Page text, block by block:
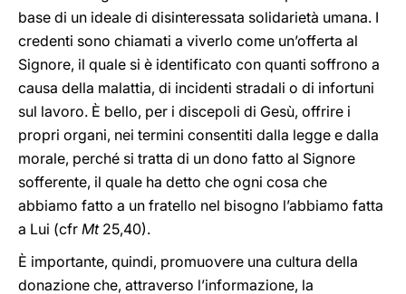
base di un ideale di disinteressata solidarietà umana. I
credenti sono chiamati a viverlo come un’offerta al
Signore, il quale si è identificato con quanti soffrono a
causa della malattia, di incidenti stradali o di infortuni
sul lavoro. È bello, per i discepoli di Gesù, offrire i
propri organi, nei termini consentiti dalla legge e dalla
morale, perché si tratta di un dono fatto al Signore
sofferente, il quale ha detto che ogni cosa che
abbiamo fatto a un fratello nel bisogno l’abbiamo fatta
a Lui (cfr Mt25,40).
È importante, quindi, promuovere una cultura della
donazione che, attraverso l’informazione, la